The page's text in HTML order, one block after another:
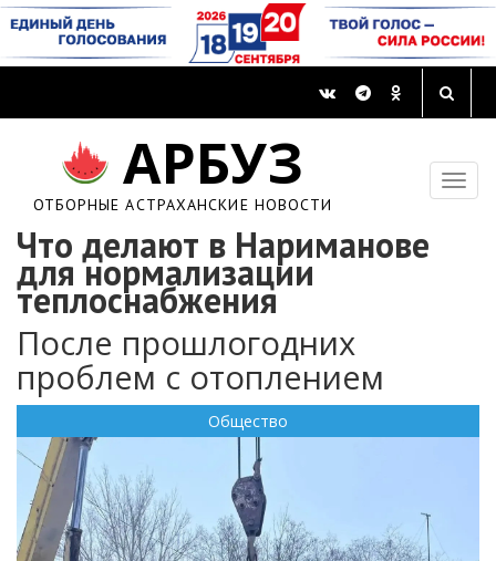
АРБУЗ
ОТБОРНЫЕ АСТРАХАНСКИЕ НОВОСТИ
Что делают в Нариманове
для нормализации
теплоснабжения
После прошлогодних
проблем с отоплением
Общество